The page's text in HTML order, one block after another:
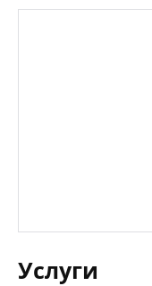
Услуги